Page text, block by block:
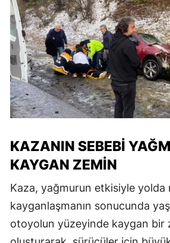
KAZANIN SEBEBI
KAYGAN ZEMIN
Kaza, yağmurun etkisiyle yolda
kayganlaşmanın sonucunda
otoyolun yüzeyinde kaygan bir